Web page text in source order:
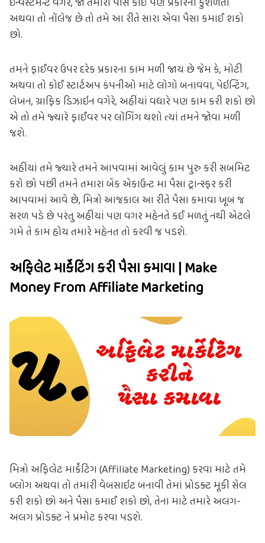
અથવા તો નૉલેજ છે તો તમે આ રીતે સારા એવા પૈસા કમાઈ શકો
છો.
તમને ફાઈવર ઉપર દરેક પ્રકારના કામ મળી જાય છે જેમ કે, મોટી
અથવા તો કોઈ સ્ટાર્ટઅપ કંપનીઓ માટે લોગો બનાવવા, પેઇન્ટિંગ,
લેખન, ગ્રાફિક ડિઝાઇન વગેરે, અહીંયાં વધારે પણ કામ કરી શકો છો
એ તો તમે જ્યારે ફાઈવર પર લૉગિંગ થશો ત્યાં તમને જોવા મળી
જશે.
અહીંયાં તમે જ્યારે તમને આપવામાં આવેલું કામ પુરુ કરી સબમિટ
કરો છો પછી તમને તમારા બેંક એકાઉન્ટ મા પૈસા ટ્રાન્સ્ફર કરી
આપવામાં આવે છે, મિત્રો આજકાલ આ રીતે પૈસા કમાવા ખૂબ જ
સરળ પડે છે પરંતુ અહીંયાં પણ વગર મહેનતે કઈ મળતું નથી એટલે
ગમે તે કામ હોય તમારે મહેનત તો કરવી જ પડશે.
અફિલેટ માર્કેટિંગ કરી પૈસા કમાવા | Make
Money From Affiliate Marketing
મિત્રો અફિલેટ માર્કેટિંગ (Affiliate Marketing) કરવા માટે તમે
બ્લોગ અથવા તો તમારી વેબસાઇટ બનાવી તેમાં પ્રોડક્ટ મૂકી સેલ
કરી શકો છો અને પૈસા કમાઈ શકો છો, તેના માટે તમારે અલગ-
અલગ પ્રોડક્ટ ને પ્રમોટ કરવા પડશે.